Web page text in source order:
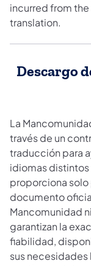
incurred from
translation.
Descargo
La
través de un
traducción para
idiomas
proporciona solo
documento
Mancomunidad
garantizan la
fiabilidad,
sus